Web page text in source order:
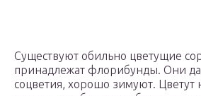
Существуют обильно цветущие
принадлежат флорибунды. Они
соцветия, хорошо зимуют.